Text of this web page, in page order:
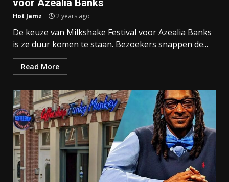
voor Azealia Banks
Hot Jamz 2 years ago
De keuze van Milkshake Festival voor Azealia Banks
is ze duur komen te staan. Bezoekers snappen de...
Read More